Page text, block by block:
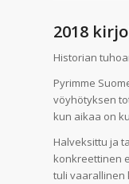
2018
Historian
Pyrimme
vöyhötyksen
kun aikaa on
Halveksittu ja
konkreettinen
tuli vaarallinen